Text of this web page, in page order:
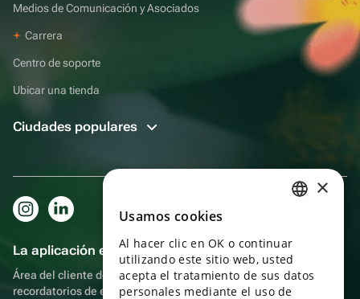
Medios de Comunicación y Asociados
Carrera
Centro de soporte
Ubicar una tienda
Ciudades populares
La aplicación es aún más práctica.
Área del cliente del destinatario, más bonos por compras y
recordatorios de eventos
ENGLISH
UKRAINIAN
×
Usamos cookies
Al hacer clic en OK o continuar
utilizando este sitio web, usted
acepta el tratamiento de sus datos
personales mediante el uso de